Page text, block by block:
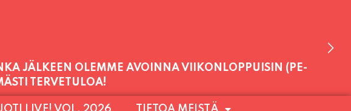
JÄLKEEN OLEMME AVOINNA VIIKONLOPPUISIN (PE-
TERVETULOA!